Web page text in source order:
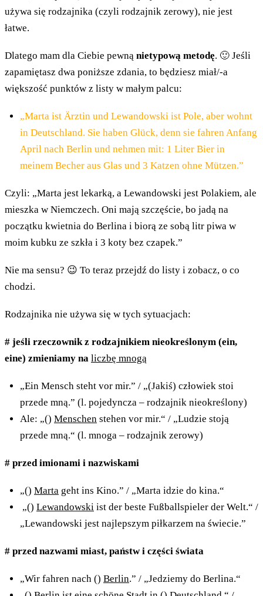
używa się rodzajnika (czyli rodzajnik zerowy), nie jest
łatwe.
Dlatego mam dla Ciebie pewną nietypową metodę. 🙂 Jeśli
zapamiętasz dwa poniższe zdania, to będziesz miał/-a
większość punktów z listy w małym palcu:
„Marta ist Ärztin und Lewandowski ist Pole, aber wohnt
in Deutschland. Sie haben Glück, denn sie fahren Anfang
April nach Berlin und nehmen mit: 1 Liter Bier in
meinem Becher aus Glas und 3 Katzen ohne Mützen.”
Czyli: „Marta jest lekarką, a Lewandowski jest Polakiem, ale
mieszka w Niemczech. Oni mają szczęście, bo jadą na
początku kwietnia do Berlina i biorą ze sobą litr piwa w
moim kubku ze szkła i 3 koty bez czapek.”
Nie ma sensu? 😉 To teraz przejdź do listy i zobacz, o co
chodzi.
Rodzajnika nie używa się w tych sytuacjach:
# jeśli rzeczownik z rodzajnikiem nieokreślonym (ein,
eine) zmieniamy na liczbę mnogą
„Ein Mensch steht vor mir.” / „(Jakiś) człowiek stoi
przede mną.” (l. pojedyncza – rodzajnik nieokreślony)
Ale: „() Menschen stehen vor mir.“ / „Ludzie stoją
przede mną.“ (l. mnoga – rodzajnik zerowy)
# przed imionami i nazwiskami
„() Marta geht ins Kino.” / „Marta idzie do kina.“
„() Lewandowski ist der beste Fußballspieler der Welt.“ /
„Lewandowski jest najlepszym piłkarzem na świecie.”
# przed nazwami miast, państw i części świata
„Wir fahren nach () Berlin.” / „Jedziemy do Berlina.“